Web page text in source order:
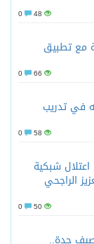
48
مع تطبيق
66
في تدريب
58
شبكية
الراجحي
50